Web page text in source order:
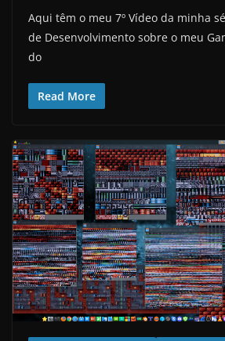
Aqui têm o meu 7º Vídeo da minha
de Desenvolvimento sobre o meu
do
Read More